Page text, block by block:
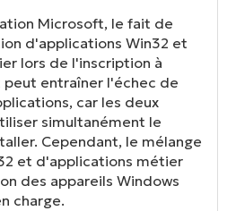
Microsoft, le fait de
d'applications Win32 et
lors de l'inscription à
entraîner l'échec de
car les deux
simultanément le
Cependant, le mélange
et d'applications métier
des appareils Windows
charge.